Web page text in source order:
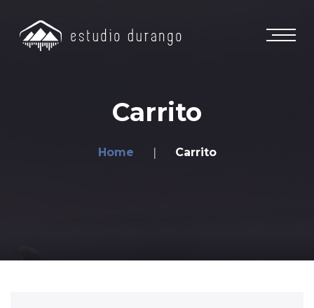
Carrito
Home Carrito